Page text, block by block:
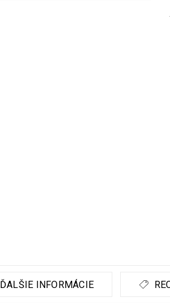
ĎALŠIE INFORMÁCIE